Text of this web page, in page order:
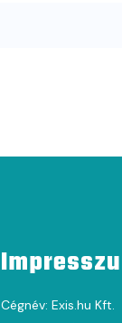
Cégnév: Exis.hu Kft.